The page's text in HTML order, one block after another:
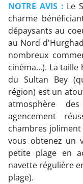
NOTRE AVIS : Le
charme
dépaysants au
au Nord
nombreux
cinéma...). La
du Sultan Bey
région) est un
atmosphère
agencement
chambres
vous obtenez un
petite plage en
navette régulière
plage).